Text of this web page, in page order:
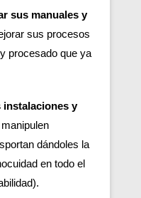
sus manuales y
sus procesos
procesado que ya
instalaciones y
dándoles la
en todo el